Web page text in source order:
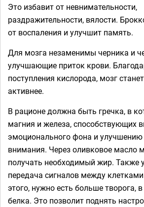
Это избавит от невнимательности,
раздражительности, вялости.
от воспаления и улучшит память.
Для мозга незаменимы черника и
улучшающие приток крови.
поступления кислорода, мозг
активнее.
В рационе должна быть гречка, в
магния и железа, способствующих
эмоционального фона и улучшению
внимания. Через оливковое масло
получать необходимый жир. Также
передача сигналов между
этого, нужно есть больше творога,
белка. Это позволит поднять